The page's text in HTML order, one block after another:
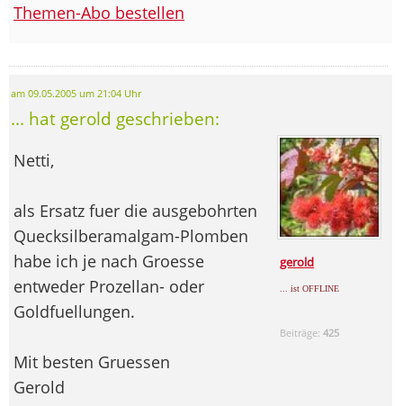
Themen-Abo bestellen
am 09.05.2005 um 21:04 Uhr
... hat gerold geschrieben:
gerold
... ist OFFLINE
Beiträge:425
Netti,
als Ersatz fuer die ausgebohrten
Quecksilberamalgam-Plomben
habe ich je nach Groesse
entweder Prozellan- oder
Goldfuellungen.
Mit besten Gruessen
Gerold